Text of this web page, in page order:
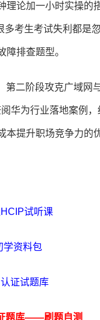
论加一小时实操的
考生考试失利都是
排查题型。
二阶段攻克广域网
华为行业落地案例，
提升职场竞争力的
试听课
学资料包
证试题库
题库——刷题自测